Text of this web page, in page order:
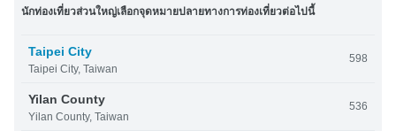
นักท่องเที่ยวส่วนใหญ่เลือกจุดหมายปลายทางการท่องเที่ยวต่อไปนี้
Taipei City
Taipei City, Taiwan
598
Yilan County
Yilan County, Taiwan
536